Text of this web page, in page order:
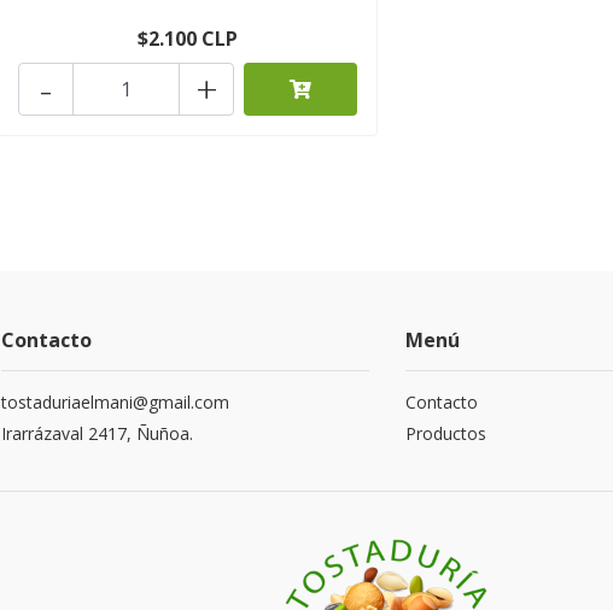
$2.100 CLP
+
-
Contacto
tostaduriaelmani@gmail.com
Irarrázaval 2417, Ñuñoa.
Menú
Contacto
Productos